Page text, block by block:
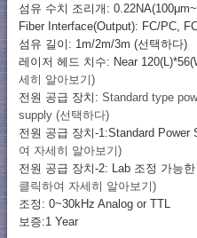
섬유 수치 조리개:
Fiber Interface(Output): FC/PC,
섬유 길이: 1m/2m/3m (선택하다)
레이저 헤드 치수: Near
세히 알아보기)
전원 공급 장치: Standard type
supply (선택하다)
전원 공급 장치-1:Standard Power
여 자세히 알아보기)
전원 공급 장치-2: Lab 조정 가능
클릭하여 자세히 알아보기)
조정: 0~30kHz Analog or TTL
보증:1 Year